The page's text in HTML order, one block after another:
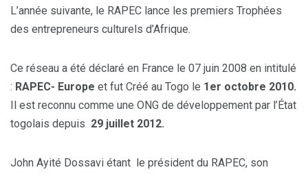
L’année suivante, le RAPEC lance les premiers Trophées
des entrepreneurs culturels d’Afrique.
Ce réseau a été déclaré en France le 07 juin 2008 en intitulé
: RAPEC- Europe et fut Créé au Togo le 1er octobre 2010.
Il est reconnu comme une ONG de développement par l’État
togolais depuis 29 juillet 2012.
John Ayité Dossavi étant le président du RAPEC, son